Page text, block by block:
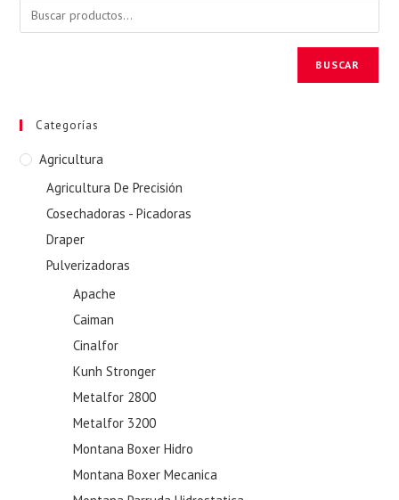
BUSCAR
Categorías
Agricultura
Agricultura De Precisión
Cosechadoras - Picadoras
Draper
Pulverizadoras
Apache
Caiman
Cinalfor
Kunh Stronger
Metalfor 2800
Metalfor 3200
Montana Boxer Hidro
Montana Boxer Mecanica